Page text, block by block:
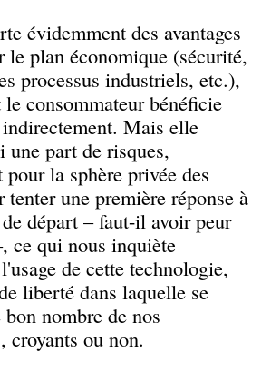
évidemment des avantages
le plan économique (sécurité,
processus industriels, etc.),
le consommateur bénéficie
Mais elle
une part de risques,
la sphère privée des
une première réponse à
départ – faut-il avoir peur
ce qui nous inquiète
de cette technologie,
liberté dans laquelle se
nombre de nos
croyants ou non.